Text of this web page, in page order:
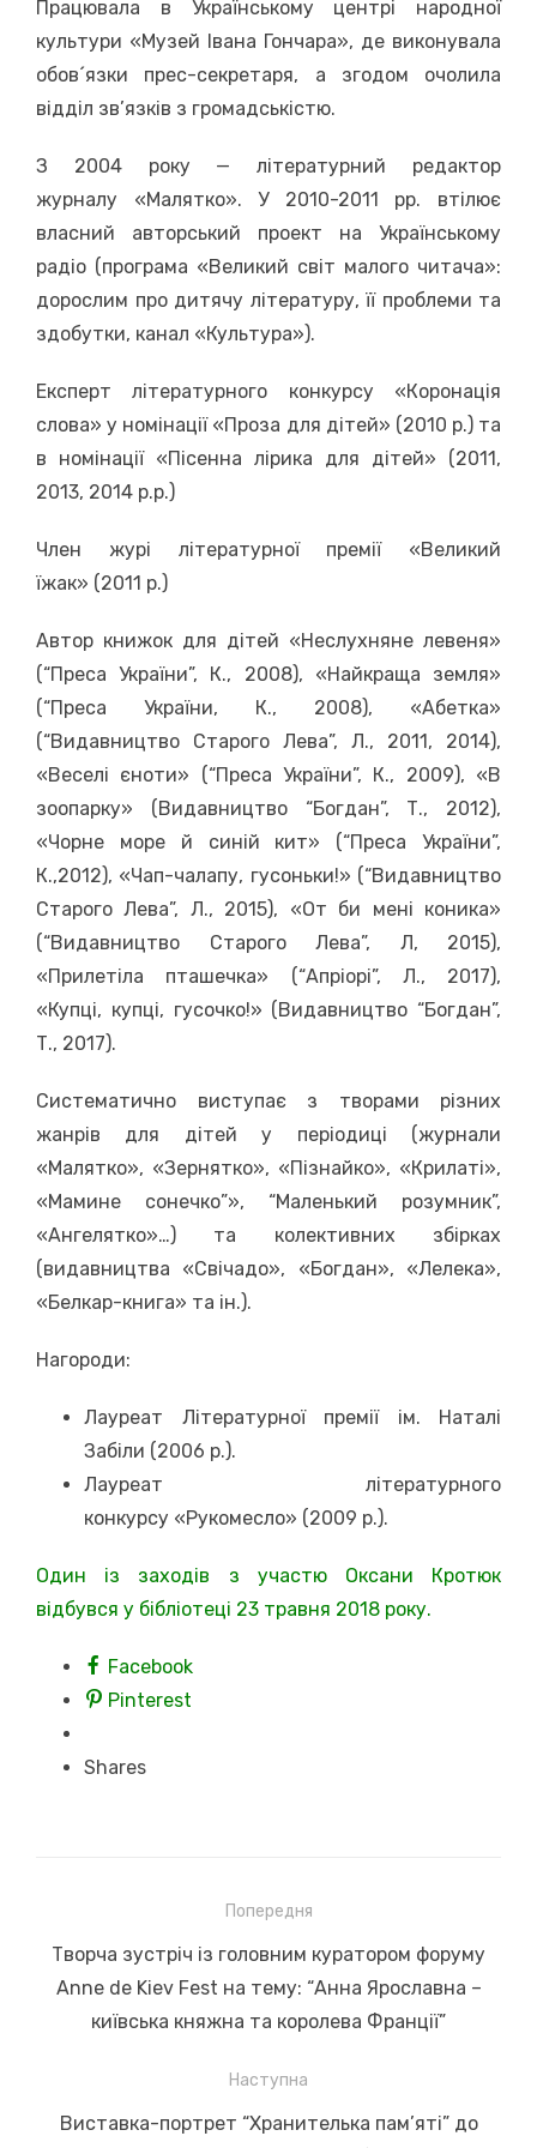
Працювала в Українському центрі народної
культури «Музей Івана Гончара», де виконувала
обов´язки прес-секретаря, а згодом очолила
відділ зв’язків з громадськістю.
З 2004 року — літературний редактор
журналу «Малятко». У 2010-2011 рр. втілює
власний авторський проект на Українському
радіо (програма «Великий світ малого читача»:
дорослим про дитячу літературу, її проблеми та
здобутки, канал «Культура»).
Експерт літературного конкурсу «Коронація
слова» у номінації «Проза для дітей» (2010 р.) та
в номінації «Пісенна лірика для дітей» (2011,
2013, 2014 р.р.)
Член журі літературної премії «Великий
їжак» (2011 р.)
Автор книжок для дітей «Неслухняне левеня»
(“Преса України”, К., 2008), «Найкраща земля»
(“Преса України, К., 2008), «Абетка»
(“Видавництво Старого Лева”, Л., 2011, 2014),
«Веселі єноти» (“Преса України”, К., 2009), «В
зоопарку» (Видавництво “Богдан”, Т., 2012),
«Чорне море й синій кит» (“Преса України”,
К.,2012), «Чап-чалапу, гусоньки!» (“Видавництво
Старого Лева”, Л., 2015), «От би мені коника»
(“Видавництво Старого Лева”, Л, 2015),
«Прилетіла пташечка» (“Апріорі”, Л., 2017),
«Купці, купці, гусочко!» (Видавництво “Богдан”,
Т., 2017).
Систематично виступає з творами різних
жанрів для дітей у періодиці (журнали
«Малятко», «Зернятко», «Пізнайко», «Крилаті»,
«Мамине сонечко”», “Маленький розумник”,
«Ангелятко»…) та колективних збірках
(видавництва «Свічадо», «Богдан», «Лелека»,
«Белкар-книга» та ін.).
Нагороди:
Лауреат Літературної премії ім. Наталі
Забіли (2006 р.).
Лауреат літературного
конкурсу «Рукомесло» (2009 р.).
Один із заходів з участю Оксани Кротюк
відбувся у бібліотеці 23 травня 2018 року.
Facebook
Pinterest
Shares
записів
Попередня
Previous
post:
Творча зустріч із головним куратором форуму
Anne de Kiev Fest на тему: “Анна Ярославна –
київська княжна та королева Франції”
Наступна
Next
Виставка-портрет “Хранителька пам’яті” до